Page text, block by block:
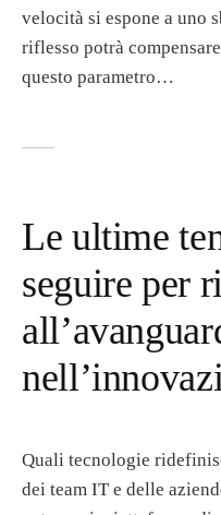
velocità si espone a uno
riflesso potrà
questo parametro…
Le ultime
seguire per
Quali tecnologie
dei team IT e delle